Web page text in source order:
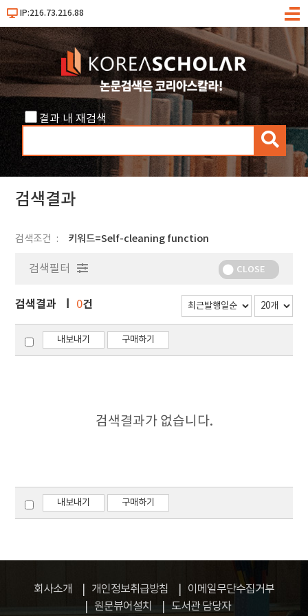
IP:216.73.216.88
메
결과 내 재검색
검
색
검색결과
검색조건 키워드=Self-cleaning function
검색필터 CLOSE
검색결과 0건
내보내기 구매하기
검색결과가 없습니다.
내보내기 구매하기
회사소개 개인정보취급방침
이메일무단수집거부
원문뷰어설치
도서관 담당자